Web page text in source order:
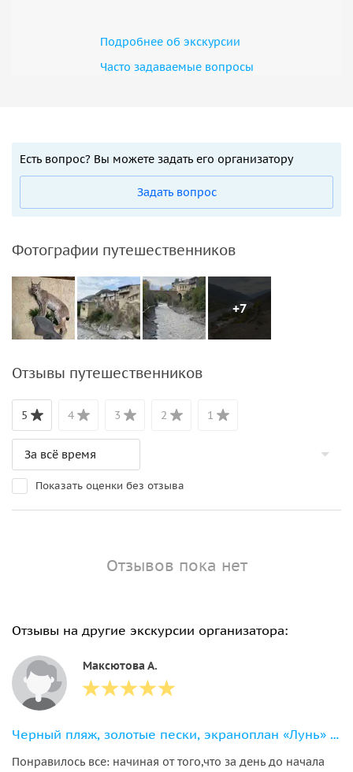
Подробнее об экскурсии
Часто задаваемые вопросы
Есть вопрос? Вы можете задать его организатору
Задать вопрос
Фотографии путешественников
+7
Отзывы путешественников
5 4 3 2 1
Показать оценки без отзыва
Отзывов пока нет
Отзывы на другие экскурсии организатора:
Максютова А.
Черный пляж, золотые пески, экраноплан «Лунь» и лианы Самурского леса
Понравилось все: начиная от того,что за день до начала